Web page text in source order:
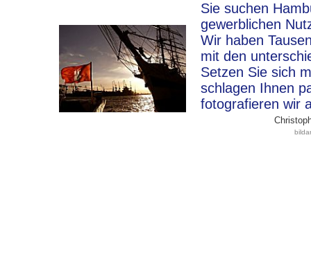
Sie suchen
gewerblichen
Wir haben
mit den
Setzen Sie sich
schlagen Ihnen
fotografieren wir